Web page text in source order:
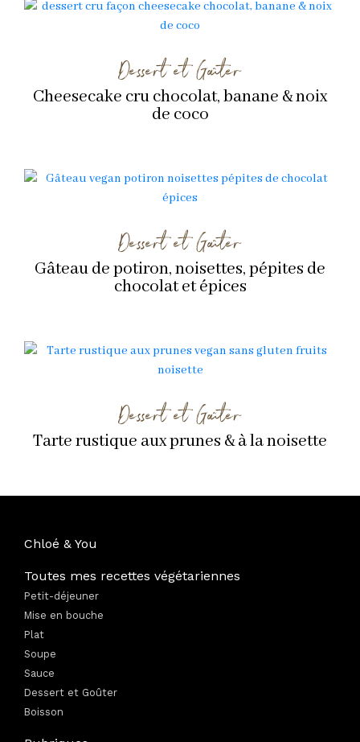
Dessert et Goûter
Cheesecake cru chocolat, banane & noix
de coco
Dessert et Goûter
Gâteau de potiron, noisettes, pépites de
chocolat et épices
Dessert et Goûter
Tarte rustique aux prunes & à la noisette
Chloé & You
Toutes mes recettes végétariennes
Petit-déjeuner
Mise en bouche
Plat
Soupe
Sauce
Dessert et Goûter
Boisson